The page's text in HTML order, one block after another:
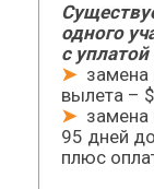
одного
с
➤замена
вылета –
➤замена
95 дней
плюс